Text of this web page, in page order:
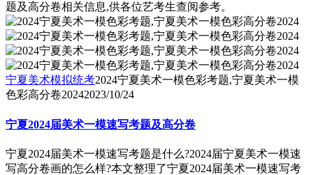
题及高分卷相关信息,供各位艺考生查阅参考。
宁夏美术模拟统考2024宁夏美术一模色彩考题,宁夏美术一模
色彩高分卷20242023/10/24
宁夏2024届美术一模速写考题及高分卷
宁夏2024届美术一模速写考题是什么?2024届宁夏美术一模速
写高分卷画的怎么样?本文整理了宁夏2024届美术一模速写考